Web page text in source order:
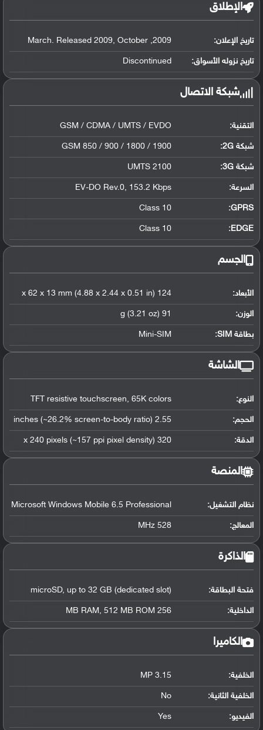
الإطلاق
تاريخ الإعلان: 2009, March. Released 2009, October
تاريخ نزوله الأسواق: Discontinued
شبكة الاتصال
التقنية: GSM / CDMA / UMTS / EVDO
شبكة 2G: GSM 850 / 900 / 1800 / 1900
شبكة 3G :
UMTS 2100
السرعة: EV-DO Rev.0, 153.2 Kbps
GPRS:
Class 10
EDGE:
Class 10
الجسم
الأبعاد: 124 x 62 x 13 mm (4.88 x 2.44 x 0.51 in)
الوزن: 91 g (3.21 oz)
بطاقة SIM: Mini-SIM
الشاشة
النوع: TFT resistive touchscreen, 65K colors
الحجم: 2.55 inches (~26.2% screen-to-body ratio)
الدقة: 320 x 240 pixels (~157 ppi pixel density)
المنصة
نظام التشغيل:
Microsoft Windows Mobile 6.5 Professional
المعالج:
528 MHz
الذاكرة
فتحة البطاقة: microSD, up to 32 GB (dedicated slot)
الداخلية: 256 MB RAM, 512 MB ROM
الكاميرا
الخلفية: 3.15 MP
الخلفية الثانية: No
الفيديو: Yes